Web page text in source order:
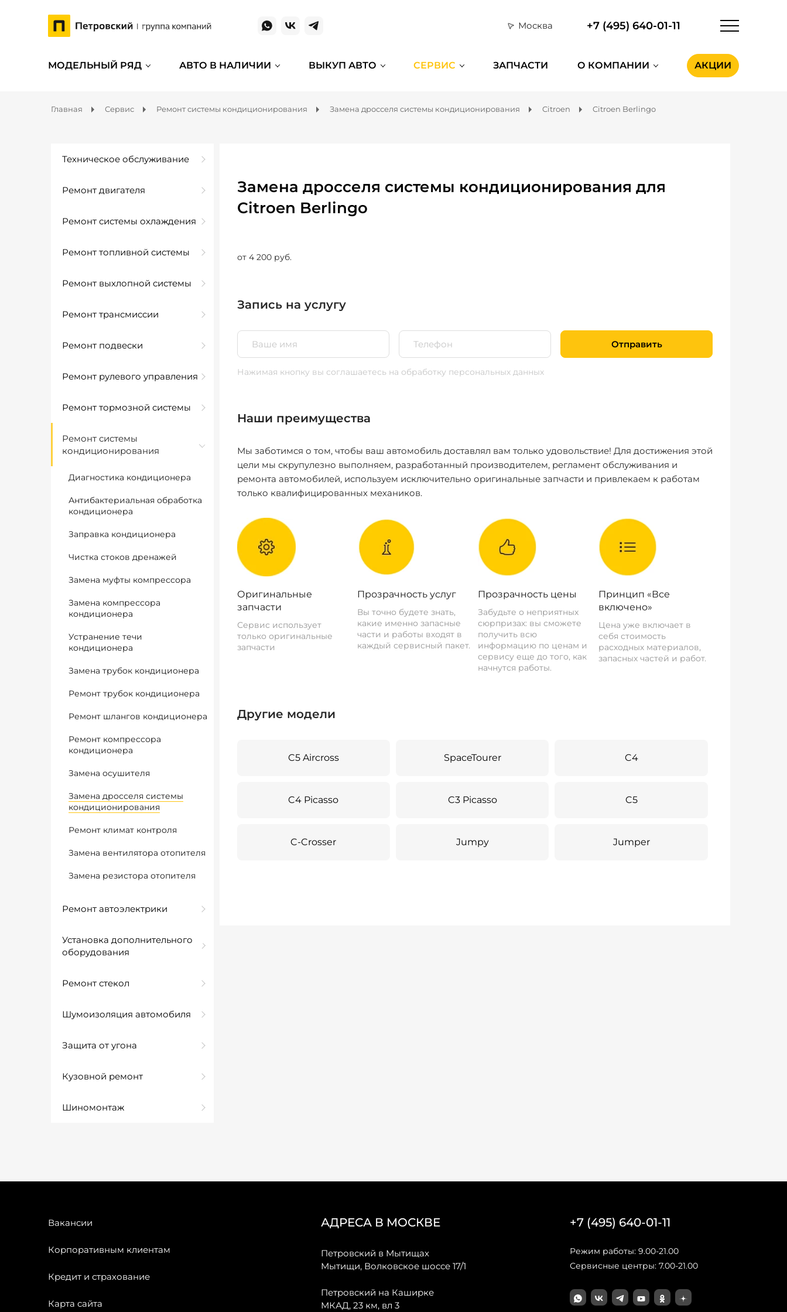
Москва +7 (495) 640-01-11
МОДЕЛЬНЫЙ РЯД АВТО В НАЛИЧИИ ВЫКУП АВТО СЕРВИС ЗАПЧАСТИ О КОМПАНИИ АКЦИИ
Главная Сервис Ремонт системы кондиционирования Замена дросселя системы кондиционирования Citroen Citroen Berlingo
Техническое обслуживание
Ремонт двигателя
Ремонт системы охлаждения
Ремонт топливной системы
Ремонт выхлопной системы
Ремонт трансмиссии
Ремонт подвески
Ремонт рулевого управления
Ремонт тормозной системы
Ремонт системы
кондиционирования
Диагностика кондиционера
Антибактериальная обработка
кондиционера
Заправка кондиционера
Чистка стоков дренажей
Замена муфты компрессора
Замена компрессора
кондиционера
Устранение течи
кондиционера
Замена трубок кондиционера
Ремонт трубок кондиционера
Ремонт шлангов кондиционера
Ремонт компрессора
кондиционера
Замена осушителя
Замена дросселя системы
кондиционирования
Ремонт климат контроля
Замена вентилятора отопителя
Замена резистора отопителя
Ремонт автоэлектрики
Установка дополнительного
оборудования
Ремонт стекол
Шумоизоляция автомобиля
Защита от угона
Кузовной ремонт
Шиномонтаж
Замена дросселя системы кондиционирования для
Citroen Berlingo
от 4 200 руб.
Запись на услугу
Отправить
Нажимая кнопку вы соглашаетесь на обработку персональных данных
Наши преимущества
Мы заботимся о том, чтобы ваш автомобиль доставлял вам только удовольствие! Для достижения этой
цели мы скрупулезно выполняем, разработанный производителем, регламент обслуживания и
ремонта автомобилей, используем исключительно оригинальные запчасти и привлекаем к работам
только квалифицированных механиков.
Оригинальные
запчасти
Сервис использует
только оригинальные
запчасти
Прозрачность услуг
Вы точно будете знать,
какие именно запасные
части и работы входят в
каждый сервисный пакет.
Прозрачность цены
Забудьте о неприятных
сюрпризах: вы сможете
получить всю
информацию по ценам и
сервису еще до того, как
начнутся работы.
Принцип «Все
включено»
Цена уже включает в
себя стоимость
расходных материалов,
запасных частей и работ.
Другие модели
C5 Aircross SpaceTourer C4
C4 Picasso C3 Picasso C5
C-Crosser Jumpy Jumper
Вакансии
Корпоративным клиентам
Кредит и страхование
Карта сайта
АДРЕСА В МОСКВЕ
Петровский в Мытищах
Мытищи, Волковское шоссе 17/1
Петровский на Каширке
МКАД, 23 км, вл 3
+7 (495) 640-01-11
Режим работы: 9.00-21.00
Сервисные центры: 7.00-21.00